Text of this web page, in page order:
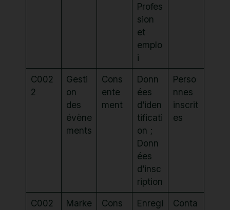
Profes
sion
et
emplo
i
C002
2
Gesti
on
des
évène
ments
Cons
ente
ment
Donn
ées
d’iden
tificati
on ;
Donn
ées
d’insc
ription
Perso
nnes
inscrit
es
C002
Marke
Cons
Enregi
Conta